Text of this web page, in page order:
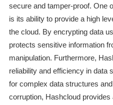
secure and tamper-proof. One
is its ability to provide a high
the cloud. By encrypting data
protects sensitive information
manipulation. Furthermore,
reliability and efficiency in data
for complex data structures
corruption, Hashcloud